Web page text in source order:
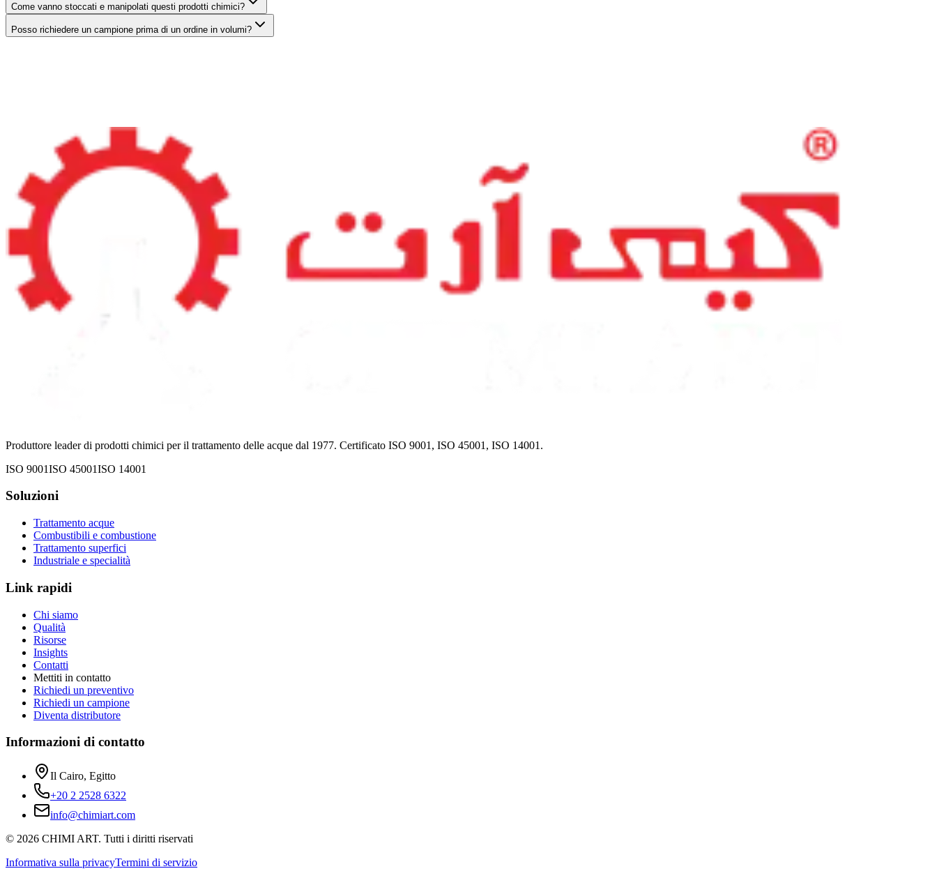
Come vanno stoccati e manipolati questi prodotti chimici?
Posso richiedere un campione prima di un ordine in volumi?
Produttore leader di prodotti chimici per il trattamento delle acque dal 1977. Certificato ISO 9001, ISO 45001, ISO 14001.
ISO 9001ISO 45001ISO 14001
Soluzioni
Trattamento acque
Combustibili e combustione
Trattamento superfici
Industriale e specialità
Link rapidi
Chi siamo
Qualità
Risorse
Insights
Contatti
Mettiti in contatto
Richiedi un preventivo
Richiedi un campione
Diventa distributore
Informazioni di contatto
Il Cairo, Egitto
+20 2 2528 6322
info@chimiart.com
© 2026 CHIMI ART. Tutti i diritti riservati
Informativa sulla privacyTermini di servizio